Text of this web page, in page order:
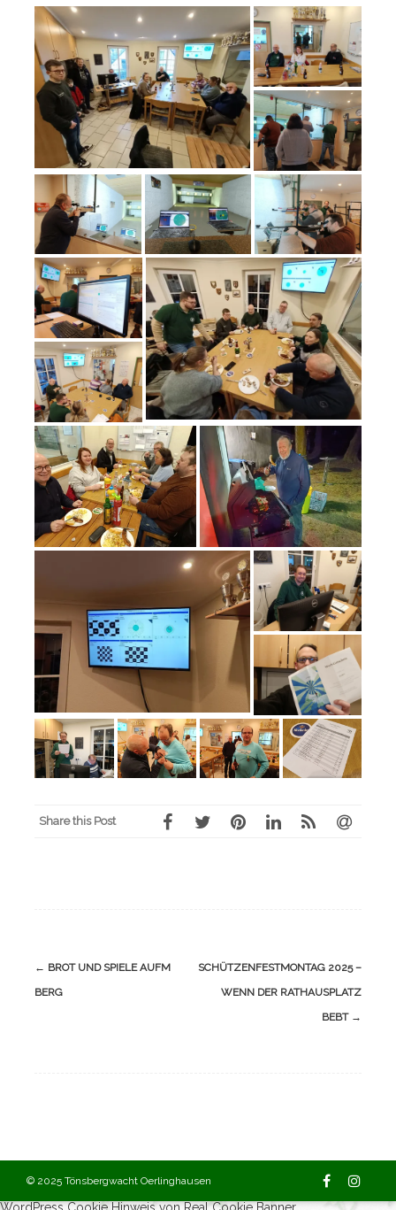
Share this Post
Navigation
(Beiträge)
← BROT UND SPIELE AUFM
BERG
SCHÜTZENFESTMONTAG 2025 –
WENN DER RATHAUSPLATZ
BEBT →
© 2025 Tönsbergwacht Oerlinghausen